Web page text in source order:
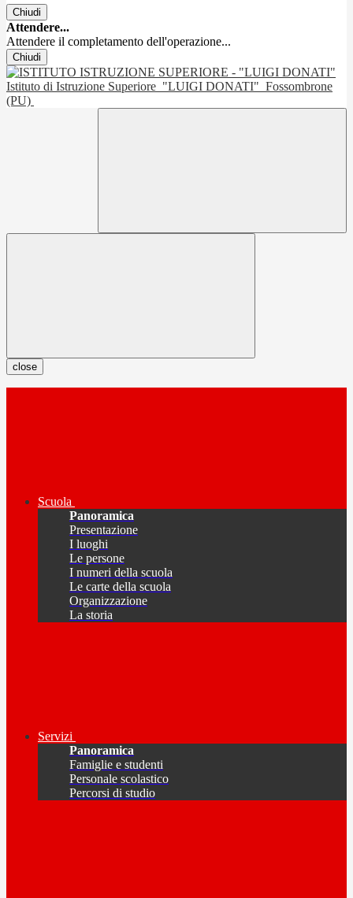
Chiudi
Attendere...
Attendere il completamento dell'operazione...
Chiudi
Istituto di Istruzione Superiore "LUIGI DONATI" Fossombrone
(PU)
close
Scuola
Panoramica
Presentazione
I luoghi
Le persone
I numeri della scuola
Le carte della scuola
Organizzazione
La storia
Servizi
Panoramica
Famiglie e studenti
Personale scolastico
Percorsi di studio